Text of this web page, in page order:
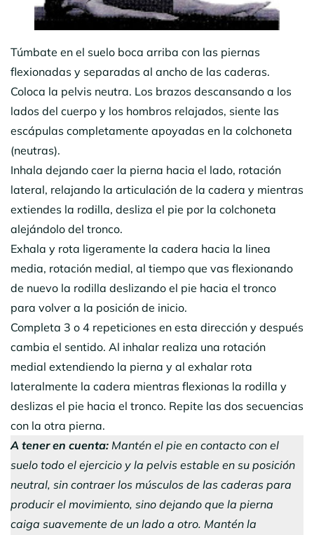
Túmbate en el suelo boca arriba con las piernas
flexionadas y separadas al ancho de las caderas.
Coloca la pelvis neutra. Los brazos descansando a los
lados del cuerpo y los hombros relajados, siente las
escápulas completamente apoyadas en la colchoneta
(neutras).
Inhala dejando caer la pierna hacia el lado, rotación
lateral, relajando la articulación de la cadera y mientras
extiendes la rodilla, desliza el pie por la colchoneta
alejándolo del tronco.
Exhala y rota ligeramente la cadera hacia la linea
media, rotación medial, al tiempo que vas flexionando
de nuevo la rodilla deslizando el pie hacia el tronco
para volver a la posición de inicio.
Completa 3 o 4 repeticiones en esta dirección y después
cambia el sentido. Al inhalar realiza una rotación
medial extendiendo la pierna y al exhalar rota
lateralmente la cadera mientras flexionas la rodilla y
deslizas el pie hacia el tronco. Repite las dos secuencias
con la otra pierna.
A tener en cuenta: Mantén el pie en contacto con el
suelo todo el ejercicio y la pelvis estable en su posición
neutral, sin contraer los músculos de las caderas para
producir el movimiento, sino dejando que la pierna
caiga suavemente de un lado a otro. Mantén la